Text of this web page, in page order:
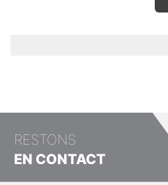
RESTONS
EN CONTACT